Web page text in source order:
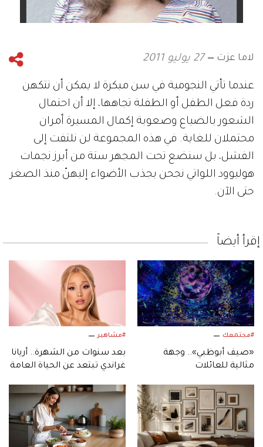
لاما عزت 27 يوليو 2011
عندما تأتي النجومية في سن مبكرة لا يمكن أن نتكهن
ردة فعل الطفل أو الطفلة تجاهها، إلا أن احتمال
الشعور بالضياع وصعوبة إكمال المسيرة أمران
محتملان للغاية. في هذه المجموعة لن نلتفت إلى
الفشل، بل سنضع تحت المجهر ستة من أبرز نجمات
هوليوود اللواتي نجحن بجذب الأضواء إليهنّ منذ الصغر
حتى الآن.
إقرأ أيضاً
#مجتمعك
«صيف أبوظبي».. وجهة
مثالية للعائلات
#مشاهير
بعد سنوات من الشهرة.. أريانا
غراندي تبتعد عن الحياة العامة